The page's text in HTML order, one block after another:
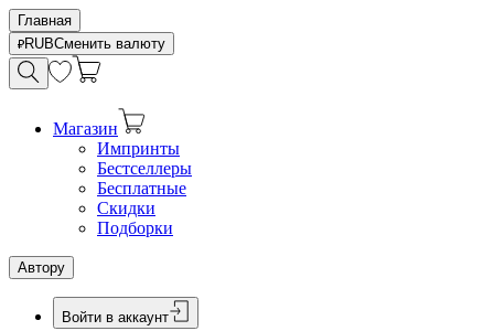
Главная
RUBСменить валюту
Магазин
Импринты
Бестселлеры
Бесплатные
Скидки
Подборки
Автору
Войти в аккаунт